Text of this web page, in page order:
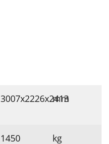
3007x2226x2413
mm
1450 kg